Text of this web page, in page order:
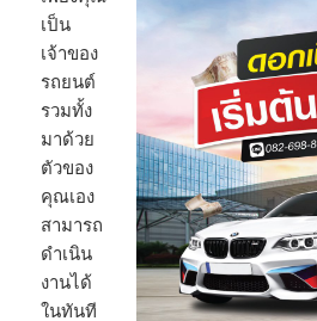
เป็น
เจ้าของ
รถยนต์
รวมทั้ง
มาด้วย
ตัวของ
คุณเอง
สามารถ
ดำเนิน
งานได้
ในทันที